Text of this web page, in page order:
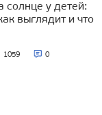
солнце у детей:
выглядит и что
1059 0